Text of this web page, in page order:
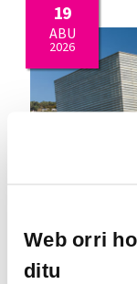
Web orri
ditu
19
ABU
2026